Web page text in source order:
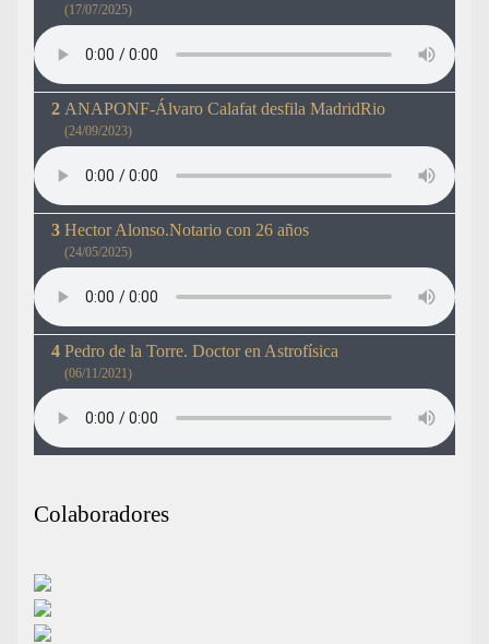
(17/07/2025)
ANAPONF-Álvaro Calafat desfila MadridRio
(24/09/2023)
Hector Alonso.Notario con 26 años
(24/05/2025)
Pedro de la Torre. Doctor en Astrofísica
(06/11/2021)
Colaboradores